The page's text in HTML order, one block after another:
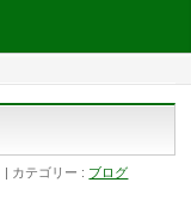
カテゴリー : ブログ